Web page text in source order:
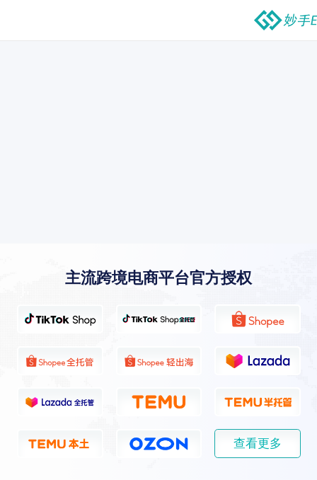
主流跨境电商平台官方授权
查看更多